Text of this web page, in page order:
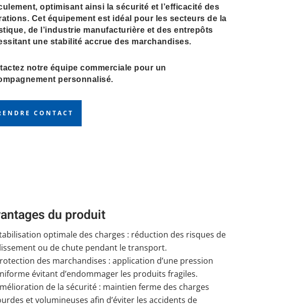
optimisant ainsi la sécurité et l’efficacité des
Cet équipement est idéal pour les secteurs de la
de l’industrie manufacturière et des entrepôts
une stabilité accrue des marchandises.
notre équipe commerciale pour un
personnalisé.
CONTACT
du produit
optimale des charges : réduction des risques de
ou de chute pendant le transport.
des marchandises : application d’une pression
évitant d’endommager les produits fragiles.
de la sécurité : maintien ferme des charges
et volumineuses afin d’éviter les accidents de